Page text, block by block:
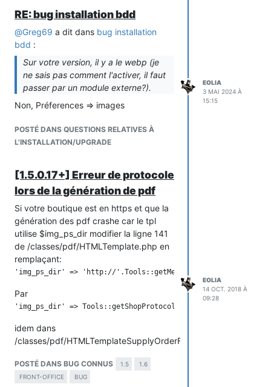
RE: bug installation bdd
@Greg69 a dit dans bug installation
bdd :
Sur votre version, il y a le webp (je
ne sais pas comment l'activer, il faut
passer par un module externe?).
Non, Préferences => images
POSTÉ DANS QUESTIONS RELATIVES À
L'INSTALLATION/UPGRADE
EOLIA
3 MAI 2024 À
15:15
[1.5.0.17+] Erreur de protocole
lors de la génération de pdf
Si votre boutique est en https et que la
génération des pdf crashe car le tpl
utilise $img_ps_dir modifier la ligne 141
de /classes/pdf/HTMLTemplate.php en
remplaçant:
Par
idem dans
/classes/pdf/HTMLTemplateSupplyOrderForm.php
POSTÉ DANS BUG CONNUS 1.5
1.6
FRONT-OFFICE
BUG
EOLIA
14 OCT. 2018 À
09:28